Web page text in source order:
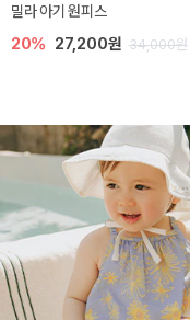
밀라 아기 원피스
20% 27,200원 34,000원